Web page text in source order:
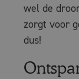
wel de
zorgt voor
dus!